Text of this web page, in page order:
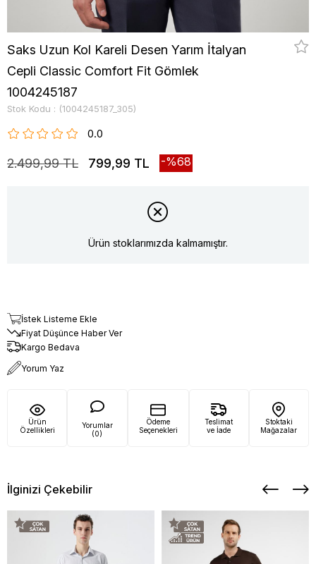
Saks Uzun Kol Kareli Desen Yarım İtalyan
Cepli Classic Comfort Fit Gömlek
1004245187
Stok Kodu (1004245187_305)
0.0
2.499,99 TL 799,99 TL 68
Ürün stoklarımızda kalmamıştır.
İstek Listeme Ekle
Fiyat Düşünce Haber Ver
Kargo Bedava
Yorum Yaz
Ürün
Özellikleri
Yorumlar
(0)
Ödeme
Seçenekleri
Teslimat
ve İade
Stoktaki
Mağazalar
İlginizi Çekebilir